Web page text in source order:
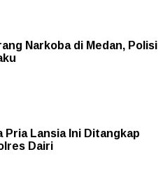
Narkoba di Medan, Polisi
Pria Lansia Ini Ditangkap
Dairi